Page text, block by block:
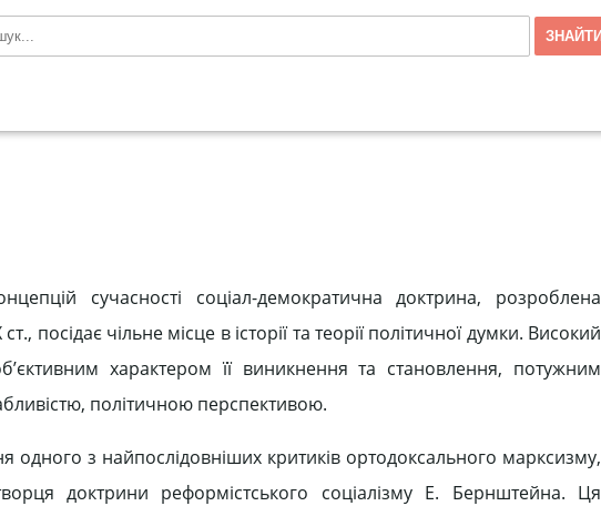
сучасності соціал-демократична доктрина, розроблена
посідає чільне місце в історії та теорії політичної думки. Високий
характером її виникнення та становлення, потужним
політичною перспективою.
з найпослідовніших критиків ортодоксального марксизму,
доктрини реформістського соціалізму Е. Бернштейна. Ця